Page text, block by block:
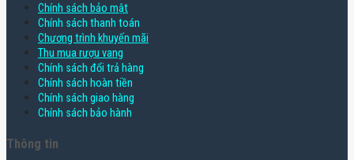
Chính sách bảo mật
Chính sách thanh toán
Chương trình khuyến mãi
Thu mua rượu vang
Chính sách đổi trả hàng
Chính sách hoàn tiền
Chính sách giao hàng
Chính sách bảo hành
Thông tin